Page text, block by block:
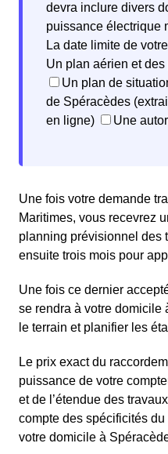
devra inclure divers
puissance électrique
La date limite de
Un plan aérien et
Un plan de
de Spéracèdes
en ligne)
Une
Une fois votre demande
Maritimes, vous recevrez
planning prévisionnel des
ensuite trois mois pour
Une fois ce dernier
se rendra à votre domicile
le terrain et planifier les
Le prix exact du
puissance de votre
et de l’étendue des
compte des spécificités
votre domicile à